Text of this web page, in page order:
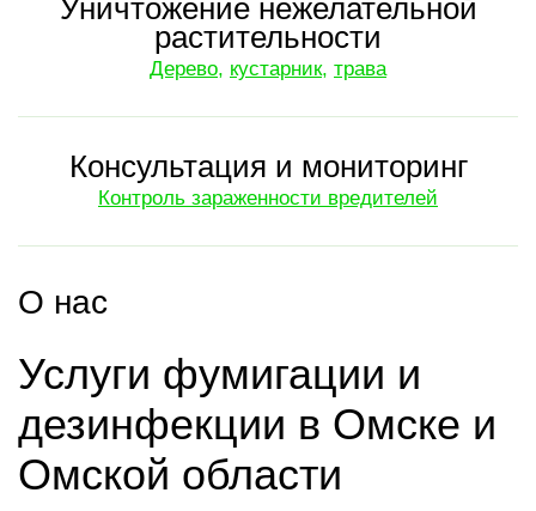
Уничтожение нежелательной
растительности
Дерево, кустарник, трава
Консультация и мониторинг
Контроль зараженности вредителей
О нас
Услуги фумигации и
дезинфекции в Омске и
Омской области